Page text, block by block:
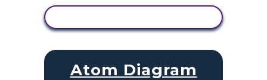
Atom Diagram